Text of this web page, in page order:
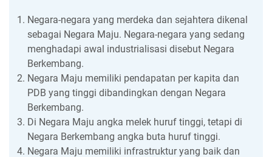
Negara-negara yang merdeka dan sejahtera dikenal
sebagai Negara Maju. Negara-negara yang sedang
menghadapi awal industrialisasi disebut Negara
Berkembang.
Negara Maju memiliki pendapatan per kapita dan
PDB yang tinggi dibandingkan dengan Negara
Berkembang.
Di Negara Maju angka melek huruf tinggi, tetapi di
Negara Berkembang angka buta huruf tinggi.
Negara Maju memiliki infrastruktur yang baik dan